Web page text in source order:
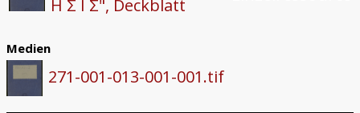
H Σ I Σ", Deckblatt
Medien
271-001-013-001-001.tif